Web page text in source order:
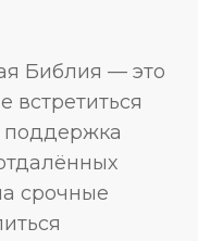
Библия — это
встретиться
срочные